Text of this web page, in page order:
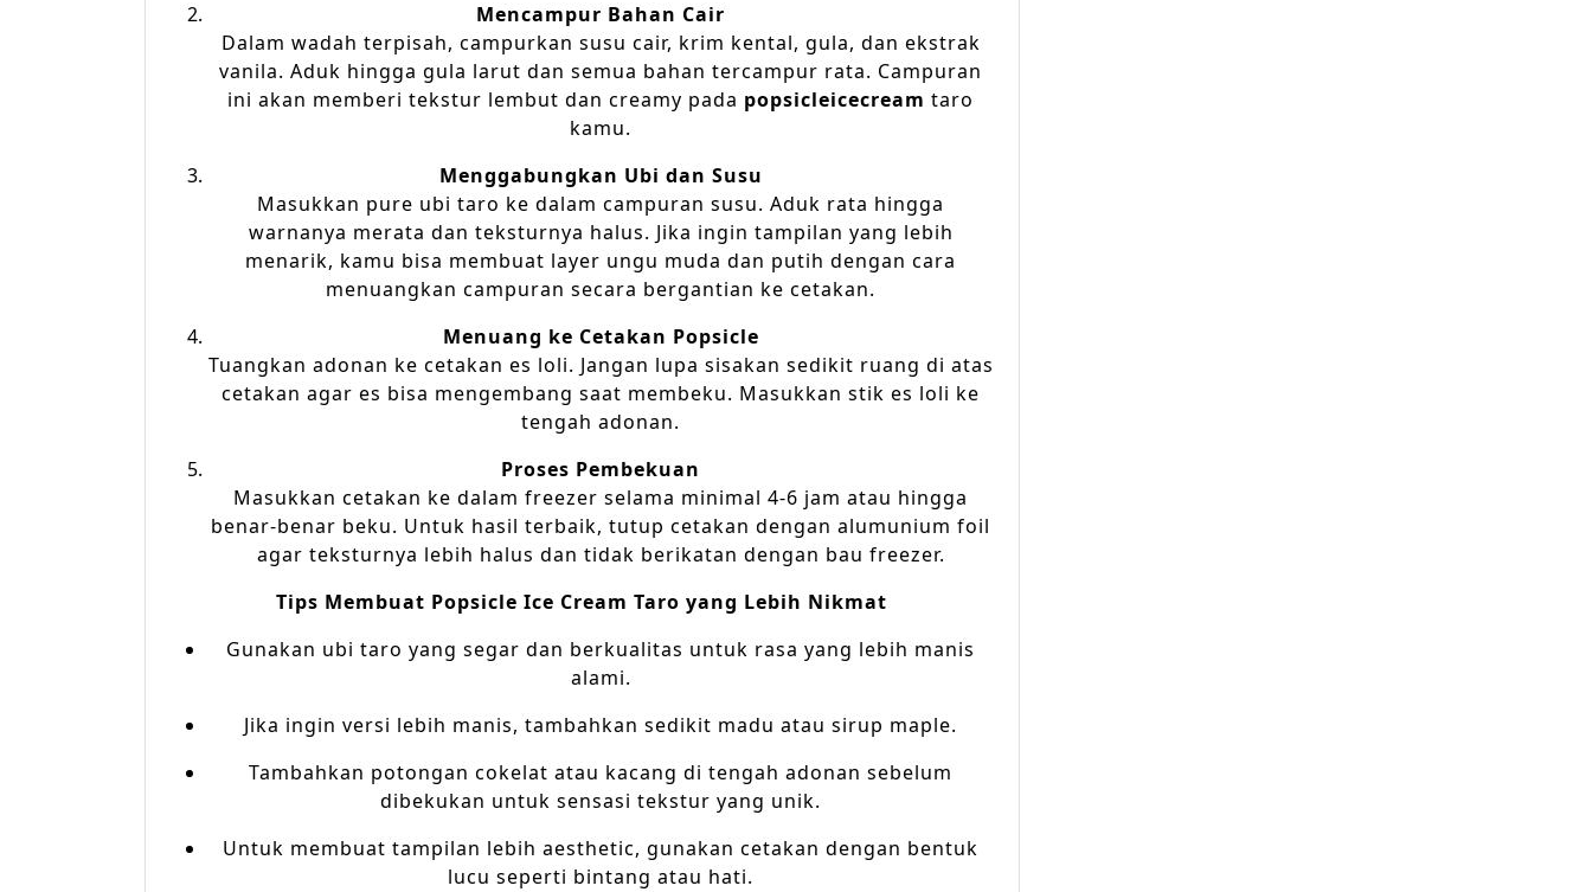
Mencampur Bahan Cair
Dalam wadah terpisah, campurkan susu cair, krim kental, gula, dan ekstrak
vanila. Aduk hingga gula larut dan semua bahan tercampur rata. Campuran
ini akan memberi tekstur lembut dan creamy pada popsicleicecream taro
kamu.
Menggabungkan Ubi dan Susu
Masukkan pure ubi taro ke dalam campuran susu. Aduk rata hingga
warnanya merata dan teksturnya halus. Jika ingin tampilan yang lebih
menarik, kamu bisa membuat layer ungu muda dan putih dengan cara
menuangkan campuran secara bergantian ke cetakan.
Menuang ke Cetakan Popsicle
Tuangkan adonan ke cetakan es loli. Jangan lupa sisakan sedikit ruang di atas
cetakan agar es bisa mengembang saat membeku. Masukkan stik es loli ke
tengah adonan.
Proses Pembekuan
Masukkan cetakan ke dalam freezer selama minimal 4-6 jam atau hingga
benar-benar beku. Untuk hasil terbaik, tutup cetakan dengan alumunium foil
agar teksturnya lebih halus dan tidak berikatan dengan bau freezer.
Tips Membuat Popsicle Ice Cream Taro yang Lebih Nikmat
Gunakan ubi taro yang segar dan berkualitas untuk rasa yang lebih manis
alami.
Jika ingin versi lebih manis, tambahkan sedikit madu atau sirup maple.
Tambahkan potongan cokelat atau kacang di tengah adonan sebelum
dibekukan untuk sensasi tekstur yang unik.
Untuk membuat tampilan lebih aesthetic, gunakan cetakan dengan bentuk
lucu seperti bintang atau hati.